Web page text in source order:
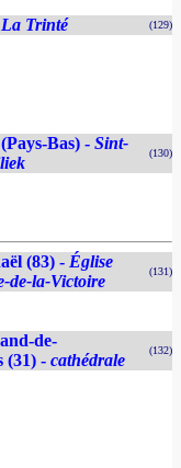
La Trinté (129)
Bas) - Sint-
(130)
(83) - Église
de-la-Victoire
(131)
de-
(31) - cathédrale
(132)